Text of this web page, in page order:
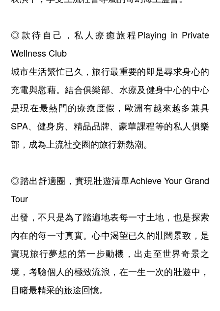
◎款待自己，私人療癒旅程Playing in Private
Wellness Club
城市生活繁忙已久，旅行最重要的即是尋求身心的
充電與慰藉。結合俱樂部、水療及健身中心的中心
是現在最熱門的療癒度假，歐洲有越來越多兼具
SPA、健身房、精品品牌、豪華課程等的私人俱樂
部，成為上流社交圈的旅行新熱潮。
◎踏出舒適圈，實現壯遊清單Achieve Your Grand
Tour
出發，不只是為了踏遍地表每一寸土地，也是探索
內在的每一寸真實。心中渴望已久的壯闊景致，是
實現旅行夢想的第一步動機，出走至世界奇景之
境，考驗個人的極致流浪，在一生一次的壯遊中，
目睹最精采的旅途回憶。